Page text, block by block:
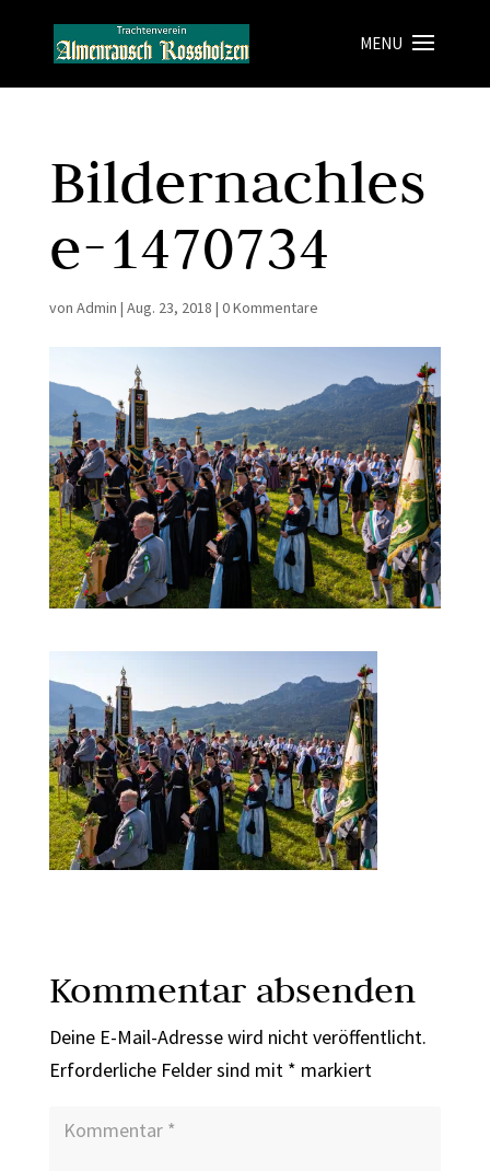
Bildernachles
e-1470734
von Admin | Aug. 23, 2018 | 0 Kommentare
Kommentar absenden
Deine E-Mail-Adresse wird nicht veröffentlicht.
Erforderliche Felder sind mit * markiert